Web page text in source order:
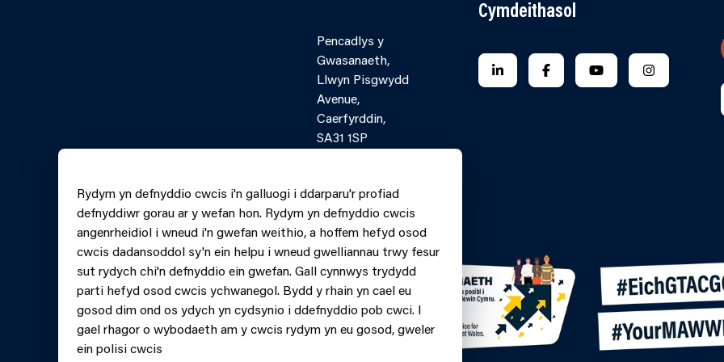
Pencadlys y
Gwasanaeth,
Llwyn Pisgwydd
Avenue,
Caerfyrddin,
SA31 1SP
lein Ffon.
0370 6060699
Cymdeithasol
FOLLOW US ON LINKEDIN
FOLLOW US ON FACEBOOK
FOLLOW US ON
FOLLOW
Rydym yn defnyddio cwcis i'n galluogi i ddarparu'r profiad
defnyddiwr gorau ar y wefan hon. Rydym yn defnyddio cwcis
angenrheidiol i wneud i'n gwefan weithio, a hoffem hefyd osod
cwcis dadansoddol sy'n ein helpu i wneud gwelliannau trwy fesur
sut rydych chi'n defnyddio ein gwefan. Gall cynnwys trydydd
parti hefyd osod cwcis ychwanegol. Bydd y rhain yn cael eu
gosod dim ond os ydych yn cydsynio i ddefnyddio pob cwci. I
gael rhagor o wybodaeth am y cwcis rydym yn eu gosod, gweler
ein polisi cwcis